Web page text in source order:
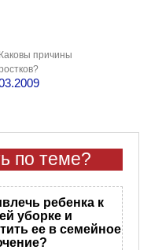
Каковы причины
по теме?
ребенка к
уборке и
ее в семейное